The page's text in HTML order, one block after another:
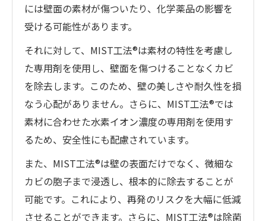
には壁面の素材が傷ついたり、化学薬品の影響を
受ける可能性があります。
それに対して、MIST工法®は素材の特性を考慮し
た専用剤を使用し、壁面を傷つけることなくカビ
を除去します。このため、壁の美しさや耐久性を損
なう心配がありません。さらに、MIST工法®では
素材に合わせた水素イオン濃度の専用剤を使用す
るため、安全性にも配慮されています。
また、MIST工法®は壁の表面だけでなく、微細な
カビの胞子まで浸透し、根本的に除去することが
可能です。これにより、再発のリスクを大幅に低減
させることができます。さらに、MIST工法®は除菌